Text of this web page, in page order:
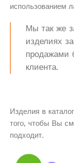
использованием
Мы так же
изделиях
продажами
клиента.
Изделия в
того, чтобы Вы
подходит.